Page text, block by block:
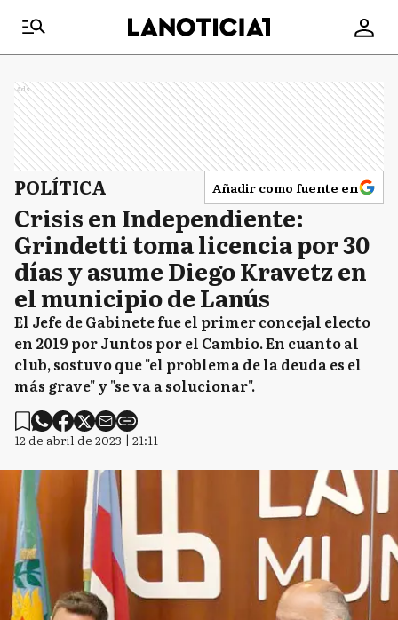
Ads
POLÍTICA Añadir como fuente en
Crisis en Independiente:
Grindetti toma licencia por 30
días y asume Diego Kravetz en
el municipio de Lanús
El Jefe de Gabinete fue el primer concejal electo
en 2019 por Juntos por el Cambio. En cuanto al
club, sostuvo que "el problema de la deuda es el
más grave" y "se va a solucionar".
12 de abril de 2023 | 21:11